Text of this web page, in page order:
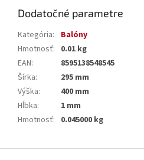
Dodatočné parametre
Kategória:
Balóny
Hmotnosť: 0.01 kg
EAN:
8595138548545
Šírka:
295 mm
Výška:
400 mm
Hĺbka:
1 mm
Hmotnosť: 0.045000 kg